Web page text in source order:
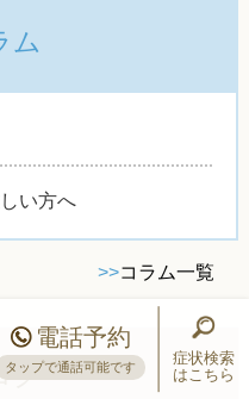
ム
い方へ
>>コラム一覧
グ
電話予約
タップで通話可能です
症状検索
はこちら